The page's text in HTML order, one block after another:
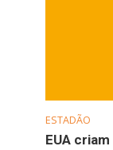
ESTADÃO
EUA